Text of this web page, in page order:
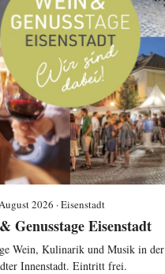
2026 · Eisenstadt
Genusstage Eisenstadt
Wein, Kulinarik und Musik in der
Innenstadt. Eintritt frei.